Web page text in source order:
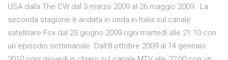
USA dalla The CW dal 3 marzo 2009 al 26 maggio 2009.. La
seconda stagione è andata in onda in Italia sul canale
satellitare Fox dal 23 giugno 2009 ogni martedì alle 21.10 con
un episodio settimanale. Dall'8 ottobre 2009 al 14 gennaio